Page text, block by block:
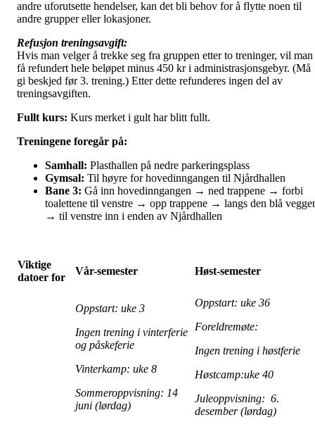
andre uforutsette hendelser, kan det bli behov for å flytte noen til
andre grupper eller lokasjoner.
Refusjon treningsavgift:
Hvis man velger å trekke seg fra gruppen etter to treninger, vil man
få refundert hele beløpet minus 450 kr i administrasjonsgebyr. (Må
gi beskjed før 3. trening.) Etter dette refunderes ingen del av
treningsavgiften.
Fullt kurs: Kurs merket i gult har blitt fullt.
Treningene foregår på:
Samhall: Plasthallen på nedre parkeringsplass
Gymsal: Til høyre for hovedinngangen til Njårdhallen
Bane 3: Gå inn hovedinngangen → ned trappene → forbi
toalettene til venstre → opp trappene → langs den blå
→ til venstre inn i enden av Njårdhallen
Viktige
datoer for
Vår-semester Høst-semester
Oppstart: uke 3
Ingen trening i vinterferie
og påskeferie
Vinterkamp: uke 8
Sommeroppvisning: 14
juni (lørdag)
Oppstart: uke 36
Foreldremøte:
Ingen trening i høstferie
Høstcamp:uke 40
Juleoppvisning: 6.
desember (lørdag)